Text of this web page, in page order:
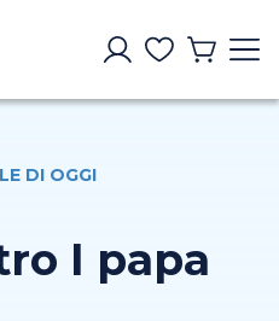
DI OGGI
I papa